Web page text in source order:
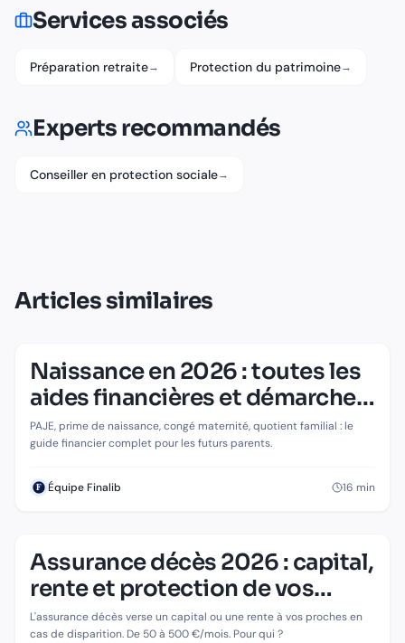
Services associés
Préparation retraite→ Protection du patrimoine→
Experts recommandés
Conseiller en protection sociale→
Articles similaires
Naissance en 2026 : toutes les
aides financières et démarches
à connaître
PAJE, prime de naissance, congé maternité, quotient familial : le
guide financier complet pour les futurs parents.
Équipe Finalib 16 min
Assurance décès 2026 : capital,
rente et protection de vos
proches
L'assurance décès verse un capital ou une rente à vos proches en
cas de disparition. De 50 à 500 €/mois. Pour qui ?